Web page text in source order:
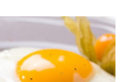
한 성분이 많이 함유되어 있습
들어 주는데 피부의 묵은 각
도 작용하여 피부톤을 더 밝게
좋다율무는 비타민B를 폭발적
세포의 재생을 돕는 비타민으